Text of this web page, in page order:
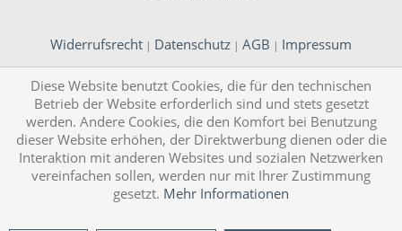
Widerrufsrecht | Datenschutz | AGB | Impressum
Diese Website benutzt Cookies, die für den technischen
Betrieb der Website erforderlich sind und stets gesetzt
werden. Andere Cookies, die den Komfort bei Benutzung
dieser Website erhöhen, der Direktwerbung dienen oder die
Interaktion mit anderen Websites und sozialen Netzwerken
vereinfachen sollen, werden nur mit Ihrer Zustimmung
gesetzt. Mehr Informationen